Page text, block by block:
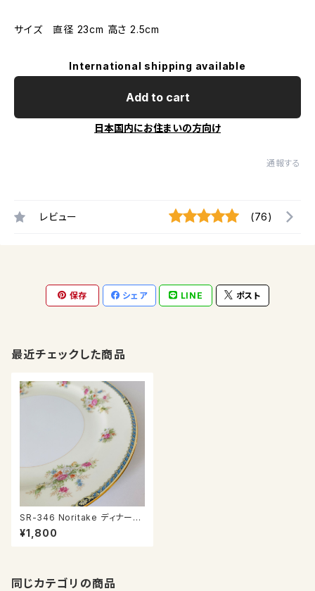
サイズ 直径 23cm 高さ 2.5cm
International shipping available
Add to cart
日本国内にお住まいの方向け
通報する
レビュー (76)
保存 シェア LINE ポスト
最近チェックした商品
SR-346 Noritake ディナープ
レート
¥1,800
同じカテゴリの商品